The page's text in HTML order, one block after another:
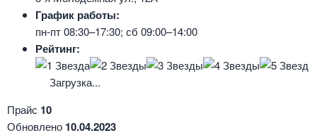
График работы:
пн-пт 08:30–17:30; сб 09:00–14:00
Рейтинг:
Загрузка...
Прайс 10
Обновлено 10.04.2023